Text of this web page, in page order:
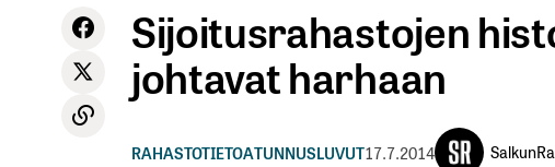
Sijoitusrahastojen
johtavat harhaan
RAHASTOTIETOATUNNUSLUVUT17.7.2014